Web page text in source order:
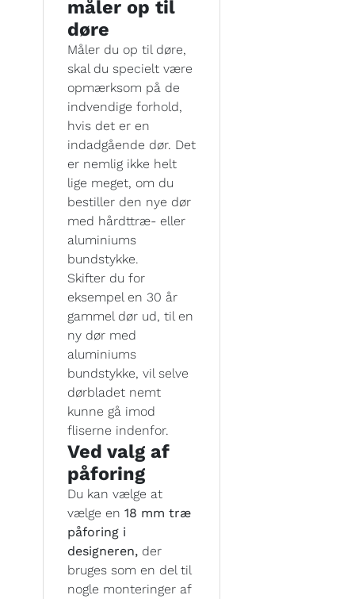
måler op til
døre
Måler du op til døre,
skal du specielt være
opmærksom på de
indvendige forhold,
hvis det er en
indadgående dør. Det
er nemlig ikke helt
lige meget, om du
bestiller den nye dør
med hårdttræ- eller
aluminiums
bundstykke.
Skifter du for
eksempel en 30 år
gammel dør ud, til en
ny dør med
aluminiums
bundstykke, vil selve
dørbladet nemt
kunne gå imod
fliserne indenfor.
Ved valg af
påforing
Du kan vælge at
vælge en 18 mm træ
påforing i
designeren, der
bruges som en del til
nogle monteringer af